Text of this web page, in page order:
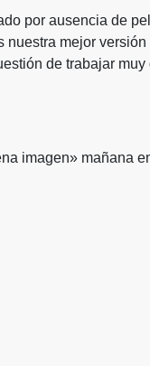
por ausencia de
nuestra mejor
de trabajar muy
imagen» mañana